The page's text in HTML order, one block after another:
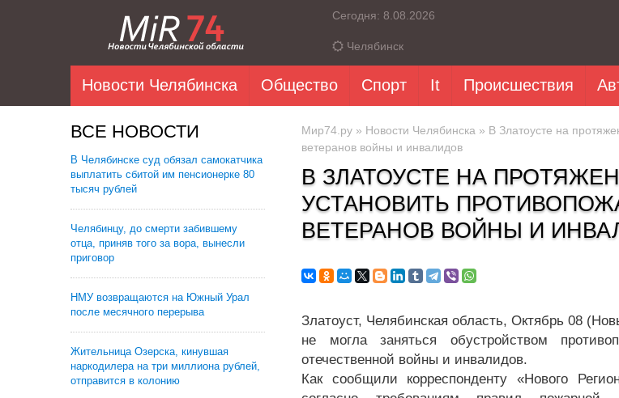
Сегодня: 8.08.2026
Челябинск
Новости Челябинска Общество Спорт It Происшествия
ВСЕ НОВОСТИ
В Челябинске суд обязал самокатчика
выплатить сбитой им пенсионерке 80
тысяч рублей
Челябинцу, до смерти забившему
отца, приняв того за вора, вынесли
приговор
НМУ возвращаются на Южный Урал
после месячного перерыва
Жительница Озерска, кинувшая
наркодилера на три миллиона рублей,
отправится в колонию
Мир74.ру » Новости Челябинска » В Златоусте на
ветеранов войны и инвалидов
В ЗЛАТОУСТЕ НА
УСТАНОВИТЬ
ВЕТЕРАНОВ ВОЙНЫ И
Златоуст, Челябинская область, Октябрь 08
не могла заняться обустройством
отечественной войны и инвалидов.
Как сообщили корреспонденту «Нового